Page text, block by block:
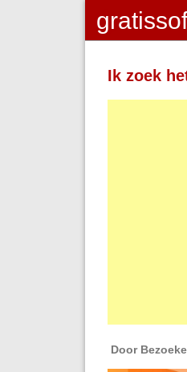
Ik zoek
Door